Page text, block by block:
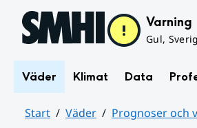
Hoppa till sidans innehåll Varning
Gul,
Väder Klimat Data
Start Väder Prognoser och